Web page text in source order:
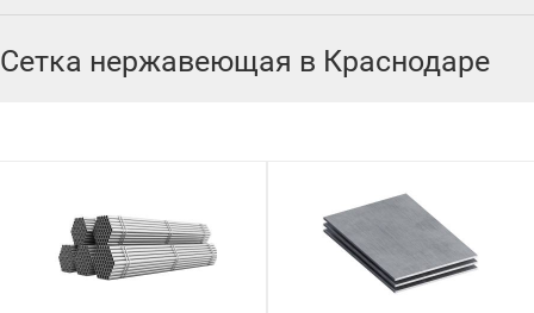
Сетка нержавеющая в Краснодаре